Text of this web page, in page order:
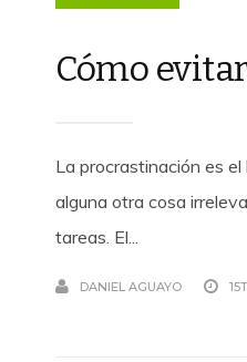
Cómo
La procrastinación es
alguna otra cosa
tareas. El...
DANIEL AGUAYO